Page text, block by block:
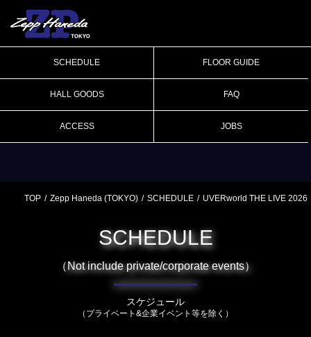
SCHEDULE FLOOR GUIDE
HALL GOODS FAQ
ACCESS JOBS
TOP Zepp Haneda (TOKYO) SCHEDULE UVERworld THE LIVE 2026
SCHEDULE
（Not include private/corporate events）
スケジュール
（プライベート&企業イベント等を除く）